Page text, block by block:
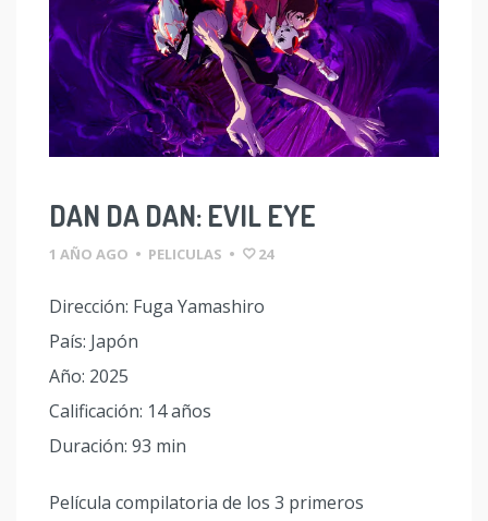
DAN DA DAN: EVIL EYE
1 AÑO AGO • PELICULAS • 24
Dirección: Fuga Yamashiro
País: Japón
Año: 2025
Calificación: 14 años
Duración: 93 min
Película compilatoria de los 3 primeros